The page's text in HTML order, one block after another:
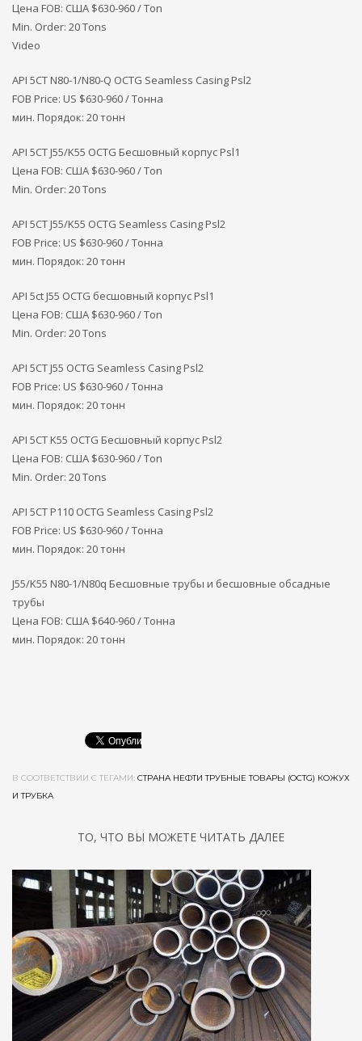
Цена FOB: США $630-960 / Ton
Min. Order: 20 Tons
Video
API 5CT N80-1/N80-Q OCTG Seamless Casing Psl2
FOB Price: US $630-960 / Тонна
мин. Порядок: 20 тонн
API 5CT J55/K55 OCTG Бесшовный корпус Psl1
Цена FOB: США $630-960 / Ton
Min. Order: 20 Tons
API 5CT J55/K55 OCTG Seamless Casing Psl2
FOB Price: US $630-960 / Тонна
мин. Порядок: 20 тонн
API 5ct J55 OCTG бесшовный корпус Psl1
Цена FOB: США $630-960 / Ton
Min. Order: 20 Tons
API 5CT J55 OCTG Seamless Casing Psl2
FOB Price: US $630-960 / Тонна
мин. Порядок: 20 тонн
API 5CT K55 OCTG Бесшовный корпус Psl2
Цена FOB: США $630-960 / Ton
Min. Order: 20 Tons
API 5CT P110 OCTG Seamless Casing Psl2
FOB Price: US $630-960 / Тонна
мин. Порядок: 20 тонн
J55/K55 N80-1/N80q Бесшовные трубы и бесшовные обсадные
трубы
Цена FOB: США $640-960 / Тонна
мин. Порядок: 20 тонн
В СООТВЕТСТВИИ С ТЕГАМИ: СТРАНА НЕФТИ ТРУБНЫЕ ТОВАРЫ (OCTG) КОЖУХ
И ТРУБКА
ТО, ЧТО ВЫ МОЖЕТЕ ЧИТАТЬ ДАЛЕЕ